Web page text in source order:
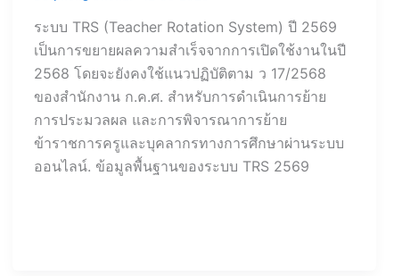
ระบบ TRS (Teacher Rotation System) ปี 2569
เป็นการขยายผลความสำเร็จจากการเปิดใช้งานในปี
2568 โดยจะยังคงใช้แนวปฏิบัติตาม ว 17/2568
ของสำนักงาน ก.ค.ศ. สำหรับการดำเนินการย้าย
การประมวลผล และการพิจารณาการย้าย
ข้าราชการครูและบุคลากรทางการศึกษาผ่านระบบ
ออนไลน์. ข้อมูลพื้นฐานของระบบ TRS 2569